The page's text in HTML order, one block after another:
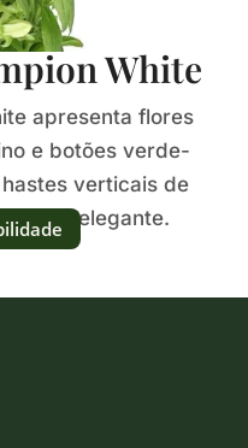
White
apresenta flores
e botões verde-
verticais de
e elegante.